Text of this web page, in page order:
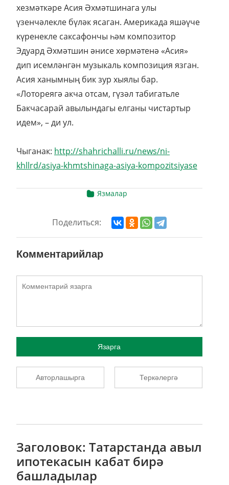
хезмәткәре Асия Әхмәтшинага улы
үзенчәлекле бүләк ясаган. Америкада яшәүче
күренекле саксафончы һәм композитор
Эдуард Әхмәтшин әнисе хөрмәтенә «Асия»
дип исемләнгән музыкаль композиция язган.
Асия ханымның бик зур хыялы бар.
«Лотореягә акча отсам, гүзәл табигатьле
Бакчасарай авылындагы елганы чистартыр
идем», – ди ул.
Чыганак: http://shahrichalli.ru/news/ni-
khllrd/asiya-khmtshinaga-asiya-kompozitsiyase
Язмалар
Поделиться:
Комментарийлар
Язарга
Авторлашырга Теркәлергә
Заголовок: Татарстанда авыл
ипотекасын кабат бирә
башладылар